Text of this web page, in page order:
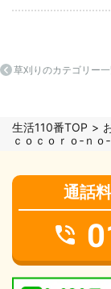
草刈りのカテゴリー
生活110番TOP
ｃｏｃｏｒｏ‐ｎｏ
通話